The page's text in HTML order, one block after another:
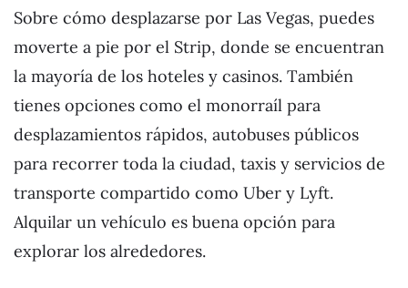
Sobre cómo desplazarse por Las Vegas, puedes
moverte a pie por el Strip, donde se encuentran
la mayoría de los hoteles y casinos. También
tienes opciones como el monorraíl para
desplazamientos rápidos, autobuses públicos
para recorrer toda la ciudad, taxis y servicios de
transporte compartido como Uber y Lyft.
Alquilar un vehículo es buena opción para
explorar los alrededores.